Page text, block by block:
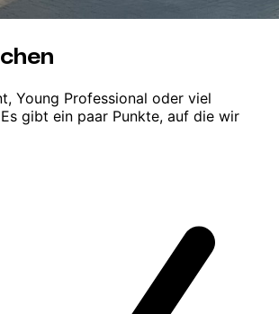
Young Professional oder viel
gibt ein paar Punkte, auf die wir